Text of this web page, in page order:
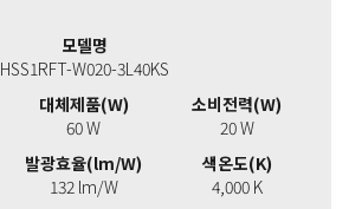
모델명
HSS1RFT-W020-3L40KS
대체제품(W)
60 W
소비전력(W)
20 W
발광효율(lm/W)
132 lm/W
색온도(K)
4,000 K